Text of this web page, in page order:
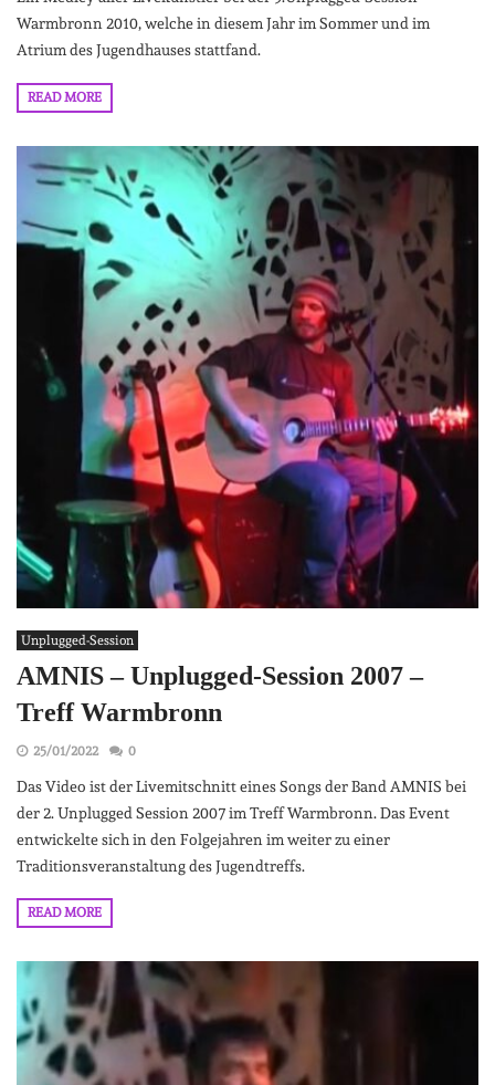
Warmbronn 2010, welche in diesem Jahr im Sommer und im
Atrium des Jugendhauses stattfand.
READ MORE
Unplugged-Session
AMNIS – Unplugged-Session 2007 –
Treff Warmbronn
25/01/2022 0
Das Video ist der Livemitschnitt eines Songs der Band AMNIS bei
der 2. Unplugged Session 2007 im Treff Warmbronn. Das Event
entwickelte sich in den Folgejahren im weiter zu einer
Traditionsveranstaltung des Jugendtreffs.
READ MORE